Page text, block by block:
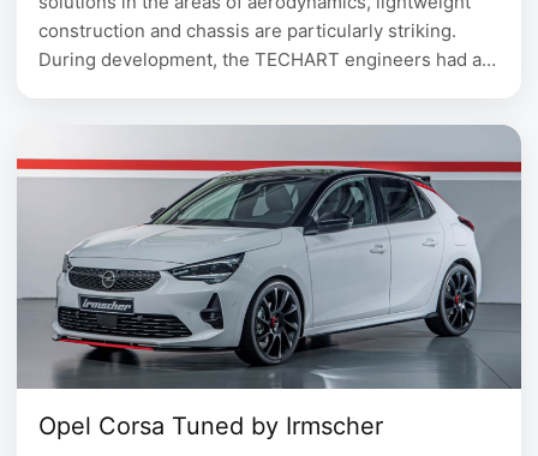
construction and chassis are particularly striking.
During development, the TECHART engineers had a
1987, TECHART has provided …
Opel Corsa Tuned by Irmscher